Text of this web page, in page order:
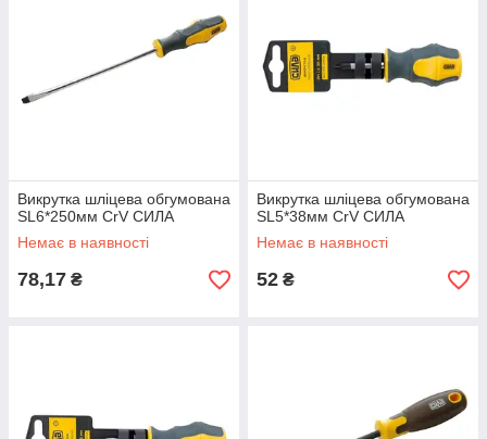
Викрутка шліцева обгумована
SL6*250мм CrV СИЛА
Немає в наявності
78,17 ₴
Викрутка шліцева обгумована
SL5*38мм CrV СИЛА
Немає в наявності
52 ₴